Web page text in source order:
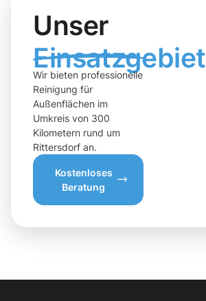
Unser
Einsatzgebiet
Wir bieten professionelle
Reinigung für
Außenflächen im
Umkreis von 300
Kilometern rund um
Rittersdorf an.
Kostenloses
Beratung